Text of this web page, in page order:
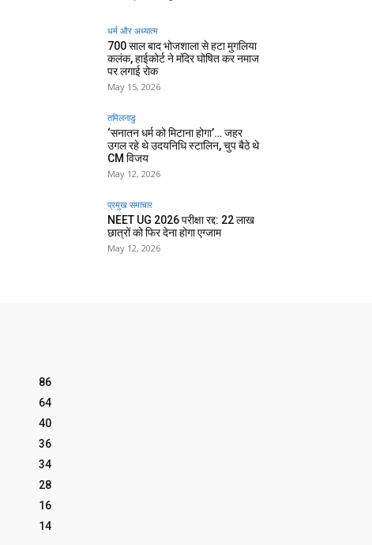
धर्म और अध्यात्म
700 साल बाद भोजशाला से हटा मुगलिया
कलंक, हाईकोर्ट ने मंदिर घोषित कर नमाज
पर लगाई रोक
May 15, 2026
तमिलनाडु
‘सनातन धर्म को मिटाना होगा’… जहर
उगल रहे थे उदयनिधि स्टालिन, चुप बैठे थे
CM विजय
May 12, 2026
प्रमुख समाचार‎
NEET UG 2026 परीक्षा रद्द: 22 लाख
छात्रों को फिर देना होगा एग्जाम
May 12, 2026
86
64
40
36
34
28
16
14